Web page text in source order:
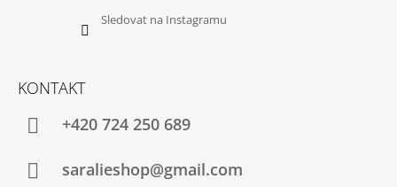
Sledovat na Instagramu
KONTAKT
+420 724 250 689
saralieshop@gmail.com